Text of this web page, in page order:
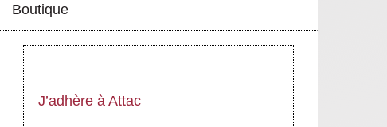
Boutique
J’adhère à Attac